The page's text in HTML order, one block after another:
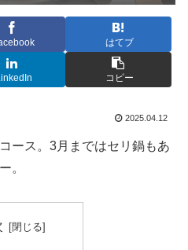
はてブ
コピー
2025.04.12
ース。3月まではセリ鍋もあ
。